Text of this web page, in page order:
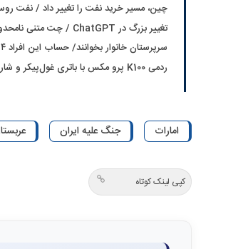
چین، مسیر خرید نفت را تغییر داد / نفت
تغییر بزرگ در ChatGPT / چت متنی نامحدود و رایگان
سرپرستان خانوار بخوانند/ حساب این افراد ۴ میلیون تومان شارژ شد
ردمی K100 پرو مکس با باتری غول‌پیکر و شارژ بی‌سیم روانه بازار می‌شود
امارات جنگ علیه ایران
کپی لینک کوتاه